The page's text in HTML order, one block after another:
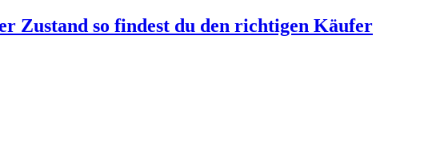
Zustand so findest du den richtigen Käufer